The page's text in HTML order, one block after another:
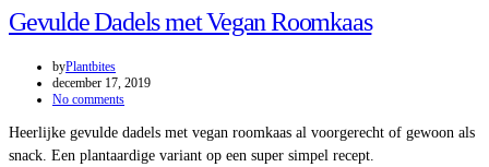
Gevulde Dadels met Vegan Roomkaas
byPlantbites
december 17, 2019
No comments
Heerlijke gevulde dadels met vegan roomkaas al voorgerecht of gewoon als
snack. Een plantaardige variant op een super simpel recept.